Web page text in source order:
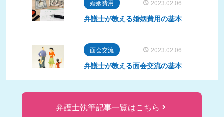
婚姻費用 2023.02.06
弁護士が教える婚姻費用の基本
面会交流 2023.02.06
弁護士が教える面会交流の基本
弁護士執筆記事一覧はこちら